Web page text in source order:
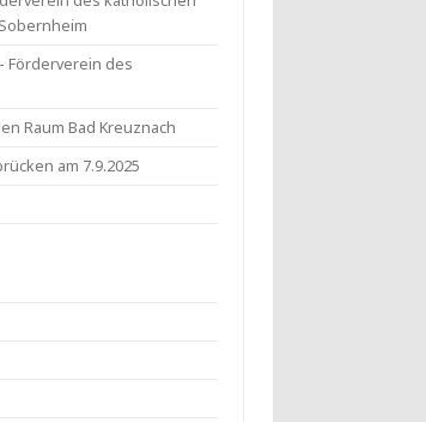
Förderverein des
Raum Bad Kreuznach
am 7.9.2025